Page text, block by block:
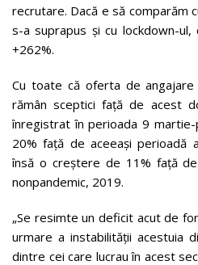
recrutare. Dacă e să comparăm
s-a suprapus și cu lockdown-
+262%.
Cu toate că oferta de angajare
rămân sceptici față de acest
înregistrat în perioada 9
20% față de aceeași perioadă
însă o creștere de 11% față
nonpandemic, 2019.
„Se resimte un deficit acut de
urmare a instabilității acestuia
dintre cei care lucrau în acest